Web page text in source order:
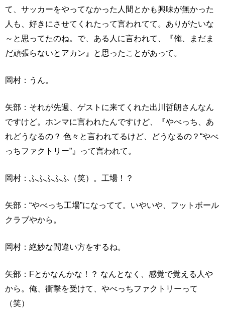
て、サッカーをやってなかった人間とかも興味が無かった
人も、好きにさせてくれたって言われてて。ありがたいな
～と思ってたのね。で、ある人に言われて、『俺、まだま
だ頑張らないとアカン』と思ったことがあって。
岡村：うん。
矢部：それが先週、ゲストに来てくれた出川哲朗さんなん
ですけど。ホンマに言われたんですけど、『やべっち、あ
れどうなるの？ 色々と言われてるけど、どうなるの？“やべ
っちファクトリー”』って言われて。
岡村：ふふふふふ（笑）。工場！？
矢部：“やべっち工場”になってて。いやいや、フットボール
クラブやから。
岡村：絶妙な間違い方をするね。
矢部：Fとかなんかな！？ なんとなく、感覚で覚える人や
から。俺、衝撃を受けて、やべっちファクトリーって
（笑）